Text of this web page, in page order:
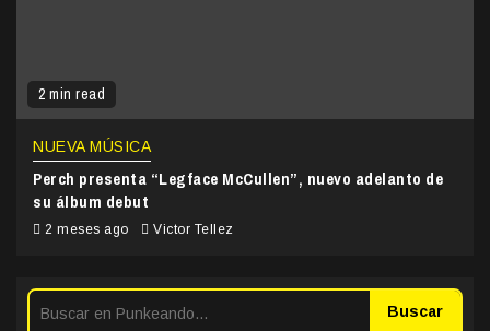
2 min read
NUEVA MÚSICA
Perch presenta “Legface McCullen”, nuevo adelanto de
su álbum debut
2 meses ago Victor Tellez
Buscar